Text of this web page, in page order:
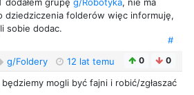
dziedziczenia folderów więc informuję,
sobie dodac.
#
g/Foldery 12 lat temu 0 0
mogli być fajni i robić/zgłaszać